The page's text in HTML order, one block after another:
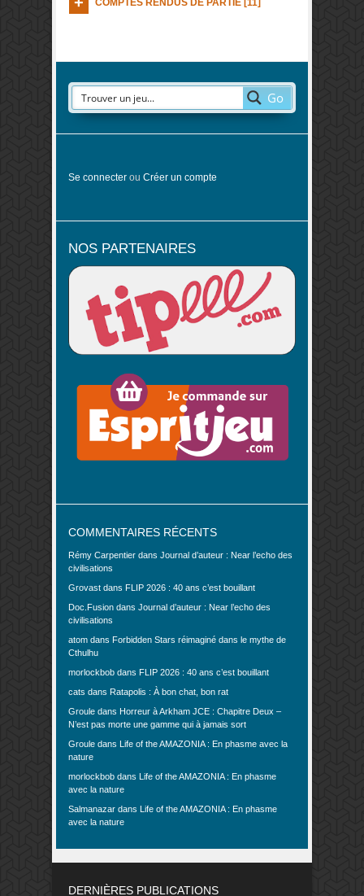
COMPTES RENDUS DE PARTIE [11]
Go
Se connecter ou Créer un compte
NOS PARTENAIRES
COMMENTAIRES RÉCENTS
Rémy Carpentier dans Journal d’auteur : Near l’echo des
civilisations
Grovast dans FLIP 2026 : 40 ans c’est bouillant
Doc.Fusion dans Journal d’auteur : Near l’echo des
civilisations
atom dans Forbidden Stars réimaginé dans le mythe de
Cthulhu
morlockbob dans FLIP 2026 : 40 ans c’est bouillant
cats dans Ratapolis : À bon chat, bon rat
Groule dans Horreur à Arkham JCE : Chapitre Deux –
N’est pas morte une gamme qui à jamais sort
Groule dans Life of the AMAZONIA : En phasme avec la
nature
morlockbob dans Life of the AMAZONIA : En phasme
avec la nature
Salmanazar dans Life of the AMAZONIA : En phasme
avec la nature
DERNIÈRES PUBLICATIONS